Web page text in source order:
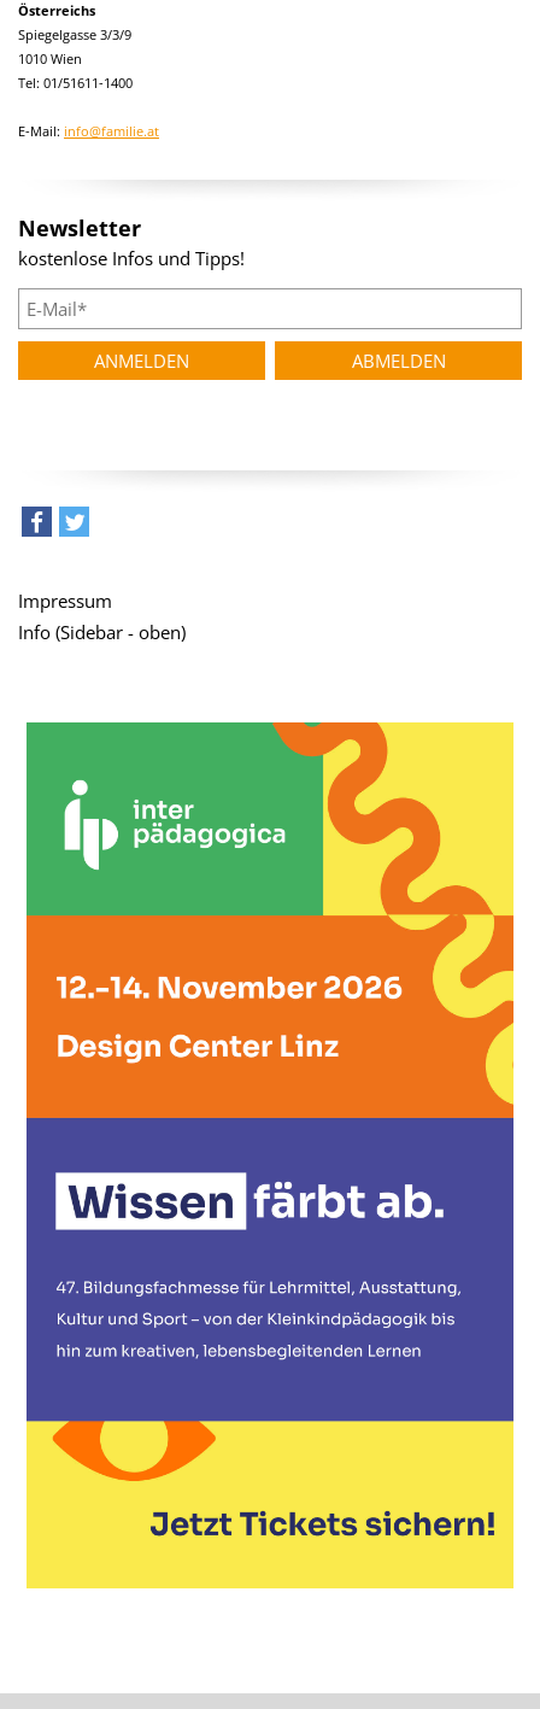
Österreichs
Spiegelgasse 3/3/9
1010 Wien
Tel: 01/51611-1400
E-Mail: info@familie.at
Newsletter
kostenlose Infos und Tipps!
Impressum
Info (Sidebar - oben)